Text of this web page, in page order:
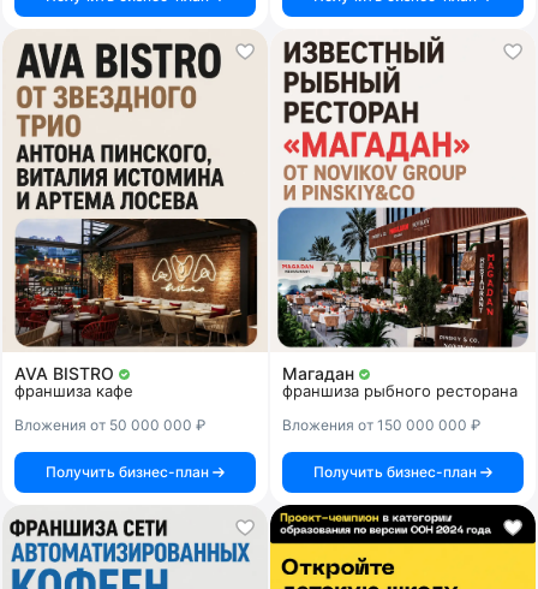
AVA BISTRO
франшиза кафе
Вложения от 50 000 000 ₽
Получить бизнес-план
Магадан
франшиза рыбного ресторана
Вложения от 150 000 000 ₽
Получить бизнес-план